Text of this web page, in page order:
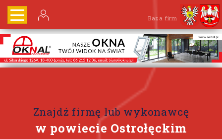
Baza firm
Znajdź firmę lub wykonawcę
w powiecie Ostrołęckim